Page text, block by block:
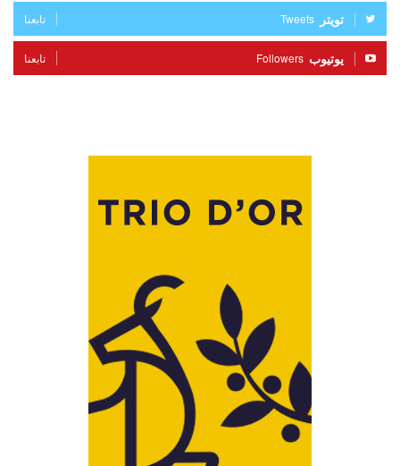
تويتر Tweets تابعنا
يوتيوب Followers تابعنا